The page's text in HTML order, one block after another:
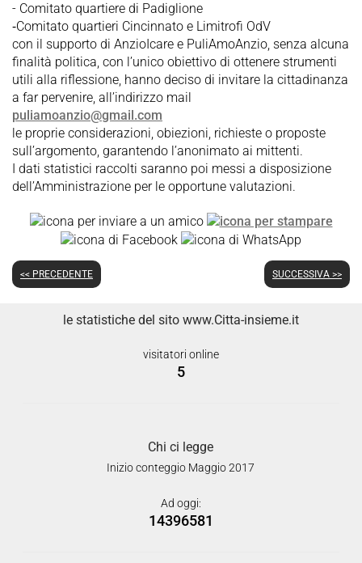
- Comitato quartiere di Padiglione
⁃Comitato quartieri Cincinnato e Limitrofi OdV
con il supporto di AnzioIcare e PuliAmoAnzio, senza alcuna
finalità politica, con l’unico obiettivo di ottenere strumenti
utili alla riflessione, hanno deciso di invitare la cittadinanza
a far pervenire, all’indirizzo mail
puliamoanzio@gmail.com
le proprie considerazioni, obiezioni, richieste o proposte
sull’argomento, garantendo l’anonimato ai mittenti.
I dati statistici raccolti saranno poi messi a disposizione
dell’Amministrazione per le opportune valutazioni.
<< PRECEDENTE SUCCESSIVA >>
le statistiche del sito www.Citta-insieme.it
visitatori online
5
Chi ci legge
Inizio conteggio Maggio 2017
Ad oggi:
14396581